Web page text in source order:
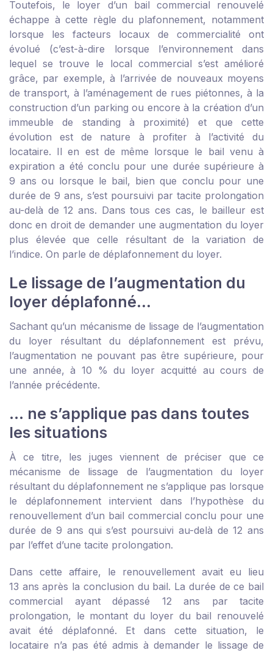
Toutefois, le loyer d’un bail commercial renouvelé
échappe à cette règle du plafonnement, notamment
lorsque les facteurs locaux de commercialité ont
évolué (c’est-à-dire lorsque l’environnement dans
lequel se trouve le local commercial s’est amélioré
grâce, par exemple, à l’arrivée de nouveaux moyens
de transport, à l’aménagement de rues piétonnes, à la
construction d’un parking ou encore à la création d’un
immeuble de standing à proximité) et que cette
évolution est de nature à profiter à l’activité du
locataire. Il en est de même lorsque le bail venu à
expiration a été conclu pour une durée supérieure à
9 ans ou lorsque le bail, bien que conclu pour une
durée de 9 ans, s’est poursuivi par tacite prolongation
au-delà de 12 ans. Dans tous ces cas, le bailleur est
donc en droit de demander une augmentation du loyer
plus élevée que celle résultant de la variation de
l’indice. On parle de déplafonnement du loyer.
Le lissage de l’augmentation du
loyer déplafonné…
Sachant qu’un mécanisme de lissage de l’augmentation
du loyer résultant du déplafonnement est prévu,
l’augmentation ne pouvant pas être supérieure, pour
une année, à 10 % du loyer acquitté au cours de
l’année précédente.
… ne s’applique pas dans toutes
les situations
À ce titre, les juges viennent de préciser que ce
mécanisme de lissage de l’augmentation du loyer
résultant du déplafonnement ne s’applique pas lorsque
le déplafonnement intervient dans l’hypothèse du
renouvellement d’un bail commercial conclu pour une
durée de 9 ans qui s’est poursuivi au-delà de 12 ans
par l’effet d’une tacite prolongation.
Dans cette affaire, le renouvellement avait eu lieu
13 ans après la conclusion du bail. La durée de ce bail
commercial ayant dépassé 12 ans par tacite
prolongation, le montant du loyer du bail renouvelé
avait été déplafonné. Et dans cette situation, le
locataire n’a pas été admis à demander le lissage de